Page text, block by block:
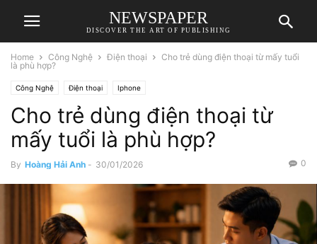
NEWSPAPER
DISCOVER THE ART OF PUBLISHING
Home Công Nghệ Điện thoại
Cho trẻ dùng điện thoại từ mấy tuổi
là phù hợp?
Công Nghệ Điện thoại Iphone
Cho trẻ dùng điện thoại từ
mấy tuổi là phù hợp?
By Hoàng Hải Anh - 30/01/2026 0